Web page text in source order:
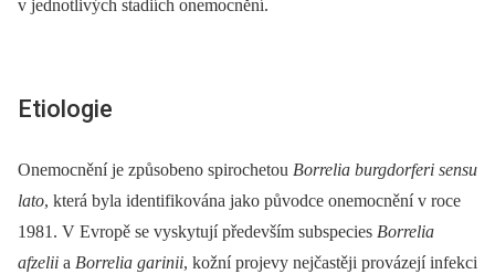
v jednotlivých stadiích onemocnění.
Etiologie
Onemocnění je způsobeno spirochetou Borrelia burgdorferi sensu
lato, která byla identifikována jako původce onemocnění v roce
1981. V Evropě se vyskytují především subspecies Borrelia
afzelii a Borrelia garinii, kožní projevy nejčastěji provázejí infekci